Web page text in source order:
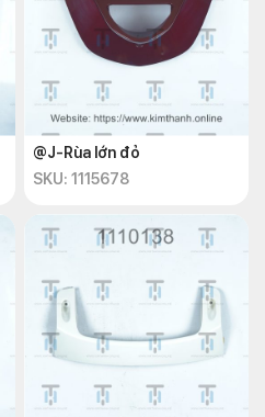
@J-Rùa lớn đỏ
SKU: 1115678